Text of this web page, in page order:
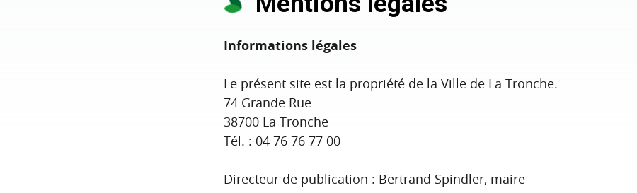
Informations légales
Le présent site est la propriété de la Ville de La Tronche.
74 Grande Rue
38700 La Tronche
Tél. : 04 76 76 77 00
Directeur de publication : Bertrand Spindler, maire